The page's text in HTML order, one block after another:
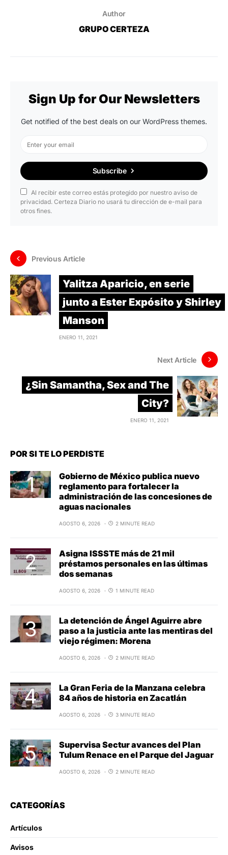
Author
GRUPO CERTEZA
Sign Up for Our Newsletters
Get notified of the best deals on our WordPress themes.
Subscribe
Al recibir este correo estás protegido por nuestro aviso de
privacidad. Certeza Diario no usará tu dirección de e-mail para
otros fines.
Previous Article
Yalitza Aparicio, en serie
junto a Ester Expósito y Shirley
Manson
ENERO 11, 2021
Next Article
¿Sin Samantha, Sex and The
City?
ENERO 11, 2021
POR SI TE LO PERDISTE
Gobierno de México publica nuevo
reglamento para fortalecer la
administración de las concesiones de
aguas nacionales
AGOSTO 6, 2026 2 MINUTE READ
Asigna ISSSTE más de 21 mil
préstamos personales en las últimas
dos semanas
AGOSTO 6, 2026 1 MINUTE READ
La detención de Ángel Aguirre abre
paso a la justicia ante las mentiras del
viejo régimen: Morena
AGOSTO 6, 2026 2 MINUTE READ
La Gran Feria de la Manzana celebra
84 años de historia en Zacatlán
AGOSTO 6, 2026 3 MINUTE READ
Supervisa Sectur avances del Plan
Tulum Renace en el Parque del Jaguar
AGOSTO 6, 2026 2 MINUTE READ
CATEGORÍAS
Artículos
Avisos